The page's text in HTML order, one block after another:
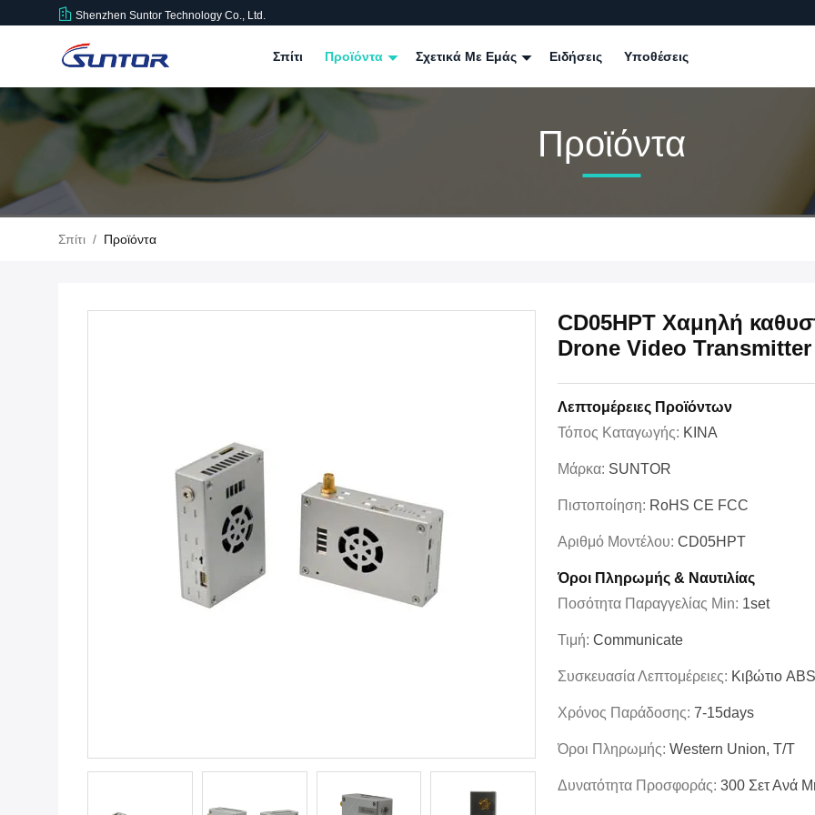
Shenzhen Suntor Technology Co., Ltd.
Σπίτι Προϊόντα Σχετικά Με Εμάς Ειδήσεις Υποθέσεις
Προϊόντα
Σπίτι / Προϊόντα
CD05HPT Χαμηλή
Drone Video
Λεπτομέρειες Προϊόντων
Τόπος Καταγωγής: ΚΙΝΑ
Μάρκα: SUNTOR
Πιστοποίηση: RoHS CE FCC
Αριθμό Μοντέλου: CD05HPT
Όροι Πληρωμής & Ναυτιλίας
Ποσότητα Παραγγελίας Min: 1set
Τιμή: Communicate
Συσκευασία Λεπτομέρειες: Κιβώτιο ABS
Χρόνος Παράδοσης: 7-15days
Όροι Πληρωμής: Western Union, T/T
Δυνατότητα Προσφοράς: 300 Σετ Ανά